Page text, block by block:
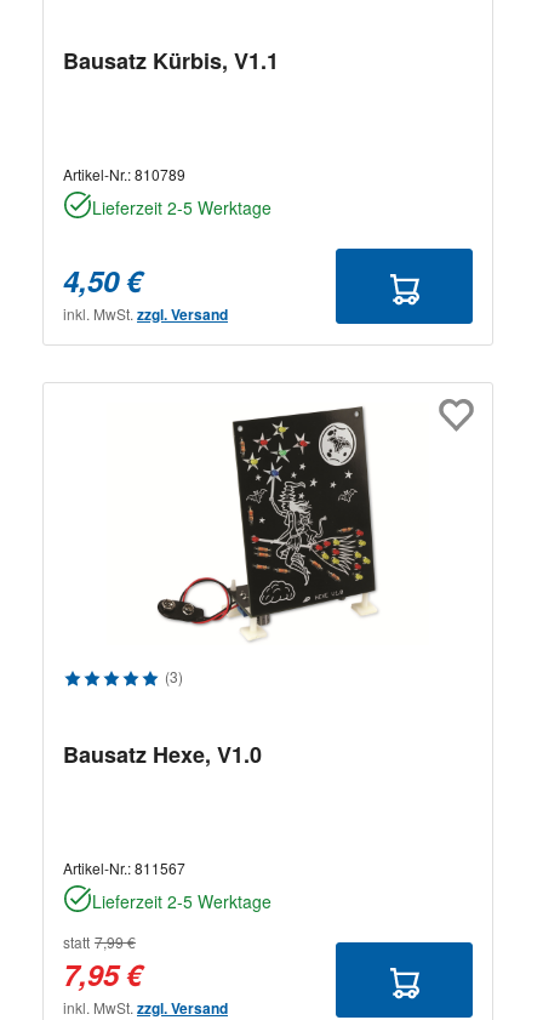
Bausatz Kürbis, V1.1
Artikel-Nr.:810789
Lieferzeit 2-5 Werktage
4,50 €
inkl. MwSt. zzgl. Versand
Durchschnittliche Bewertung von 5 von 5 Sternen
(3)
Bausatz Hexe, V1.0
Artikel-Nr.:811567
Lieferzeit 2-5 Werktage
statt 7,99 €
7,95 €
inkl. MwSt. zzgl. Versand